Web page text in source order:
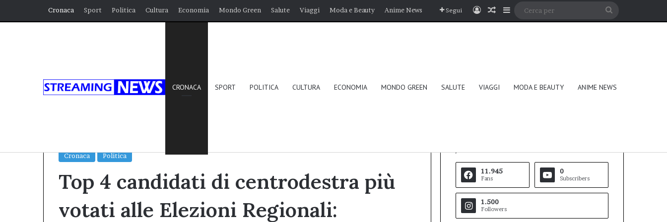
Cronaca Sport Politica Cultura Economia Mondo Green Salute Viaggi Moda e Beauty Anime News Segui AccediUn articolo a caso
Barra laterale
CRONACA SPORT POLITICA CULTURA ECONOMIA MONDO GREEN SALUTE VIAGGI MODA E BEAUTY ANIME NEWS
Cronaca Politica
Top 4 candidati di centrodestra più
votati alle Elezioni Regionali:
11.945
Fans
0
Subscribers
1.500
Followers